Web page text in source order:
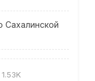
Сахалинской